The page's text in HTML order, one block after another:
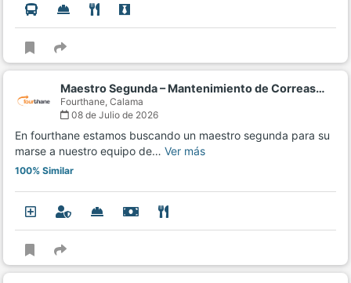
Maestro Segunda – Mantenimiento de Correas…
Fourthane, Calama
08 de Julio de 2026
En fourthane estamos buscando un maestro segunda para su
marse a nuestro equipo de… Ver más
100% Similar